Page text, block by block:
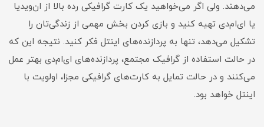
می‌دهند. ولی اگر می‌خواهید یک کارت گرافیکی رده‌ بالا از ان‌ویدیا
یا ای‌ام‌دی تهیه کنید و بازی کردن بخش مهمی از زندگی‌تان را
تشکیل می‌دهد، تنها به پردازنده‌های اینتل فکر کنید. نتیجه این که
در حالت استفاده از گرافیک مجتمع، پردازنده‌های ای‌ام‌دی بهتر عمل
می‌کنند و در حالت تمایل به کارت‌های گرافیکی مجزا، اولویت با
اینتل خواهد بود.